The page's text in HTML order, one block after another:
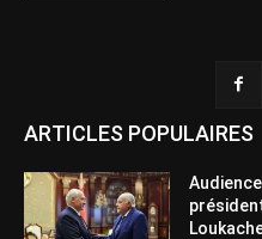
ARTICLES POPULAIRES